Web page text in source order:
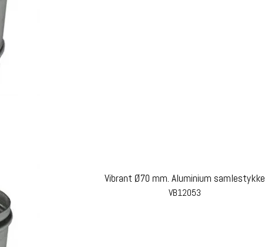
Vibrant Ø70 mm. Aluminium samlestykke
VB12053